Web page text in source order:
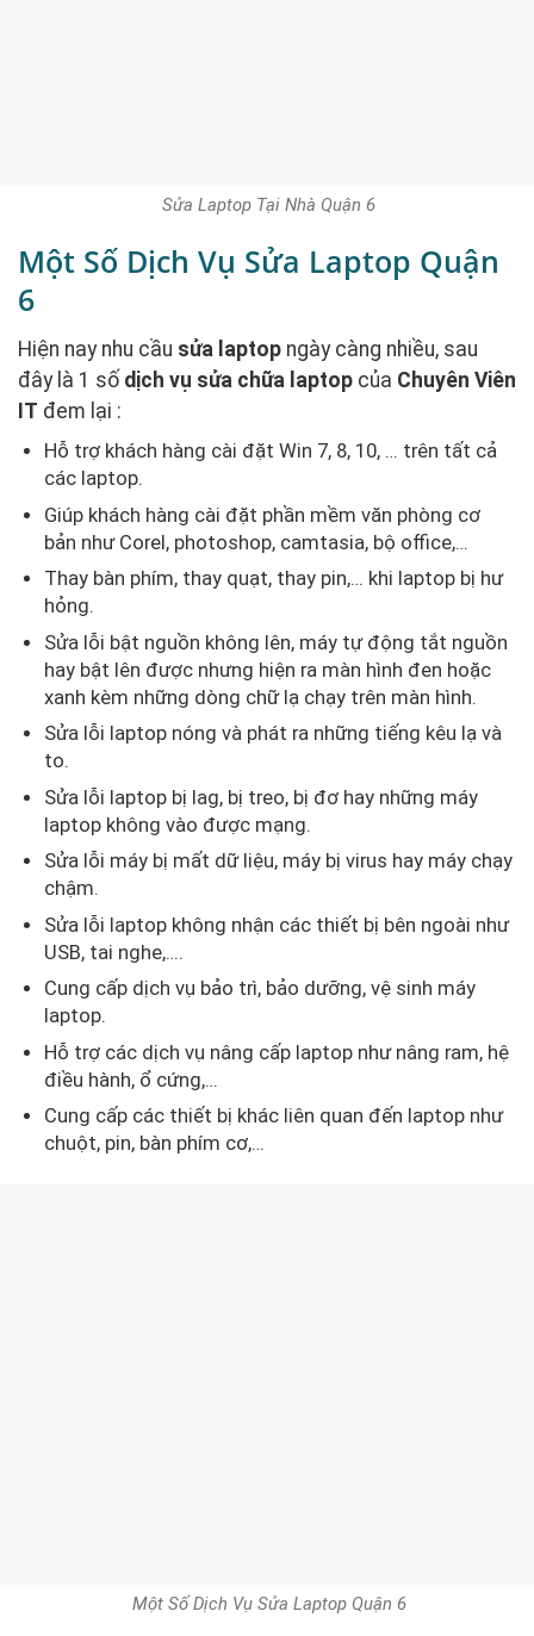
Sửa Laptop Tại Nhà Quận 6
Một Số Dịch Vụ Sửa Laptop Quận
6
Hiện nay nhu cầu sửa laptop ngày càng nhiều, sau
đây là 1 số dịch vụ sửa chữa laptop của Chuyên Viên
IT đem lại :
Hỗ trợ khách hàng cài đặt Win 7, 8, 10, … trên tất cả
các laptop.
Giúp khách hàng cài đặt phần mềm văn phòng cơ
bản như Corel, photoshop, camtasia, bộ office,…
Thay bàn phím, thay quạt, thay pin,… khi laptop bị hư
hỏng.
Sửa lỗi bật nguồn không lên, máy tự động tắt nguồn
hay bật lên được nhưng hiện ra màn hình đen hoặc
xanh kèm những dòng chữ lạ chạy trên màn hình.
Sửa lỗi laptop nóng và phát ra những tiếng kêu lạ và
to.
Sửa lỗi laptop bị lag, bị treo, bị đơ hay những máy
laptop không vào được mạng.
Sửa lỗi máy bị mất dữ liệu, máy bị virus hay máy chạy
chậm.
Sửa lỗi laptop không nhận các thiết bị bên ngoài như
USB, tai nghe,….
Cung cấp dịch vụ bảo trì, bảo dưỡng, vệ sinh máy
laptop.
Hỗ trợ các dịch vụ nâng cấp laptop như nâng ram, hệ
điều hành, ổ cứng,…
Cung cấp các thiết bị khác liên quan đến laptop như
chuột, pin, bàn phím cơ,…
Một Số Dịch Vụ Sửa Laptop Quận 6